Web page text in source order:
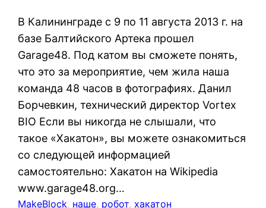
В Калининграде с 9 по 11 августа 2013 г. на
базе Балтийского Артека прошел
Garage48. Под катом вы сможете понять,
что это за мероприятие, чем жила наша
команда 48 часов в фотографиях. Данил
Борчевкин, технический директор Vortex
BIO Если вы никогда не слышали, что
такое «Хакатон», вы можете ознакомиться
со следующей информацией
самостоятельно: Хакатон на Wikipedia
www.garage48.org…
MakeBlock, наше, робот, хакатон